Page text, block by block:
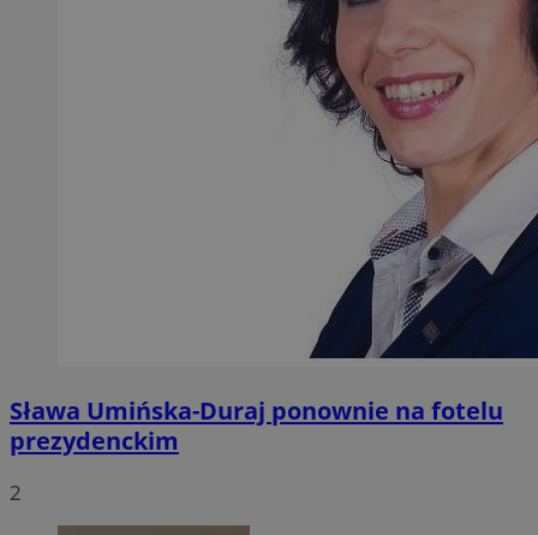
Sława Umińska-Duraj ponownie na fotelu
prezydenckim
2